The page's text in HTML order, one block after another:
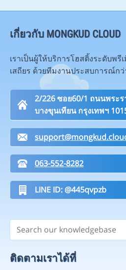
เกี่ยวกับ MONGKUD CLOUD
เราเป็นผู้ให้บริการโฮสติ้งระดับพ
เสถียร ด้วยทีมงานประสบการณ์ก
2/226 ซอย60/1 ถนนพระ
บางขุนเทียน กรุงเทพฯ
063-552-8282
LINE ID: @445qvpzb
ติดตามเราได้ที่